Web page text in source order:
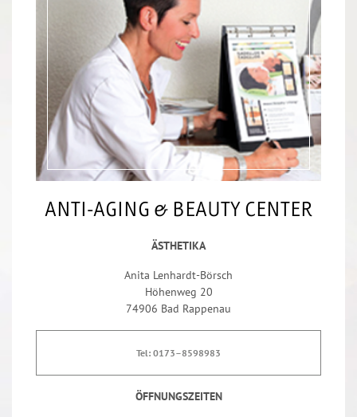
ANTI-AGING & BEAUTY CENTER
ÄSTHETIKA
Anita Lenhardt-Börsch
Höhenweg 20
74906 Bad Rappenau
Tel: 0173–8598983
ÖFFNUNGSZEITEN